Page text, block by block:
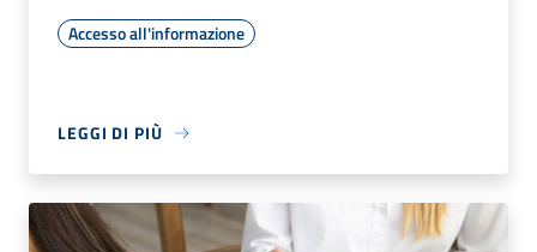
Accesso all'informazione
LEGGI DI PIÙ